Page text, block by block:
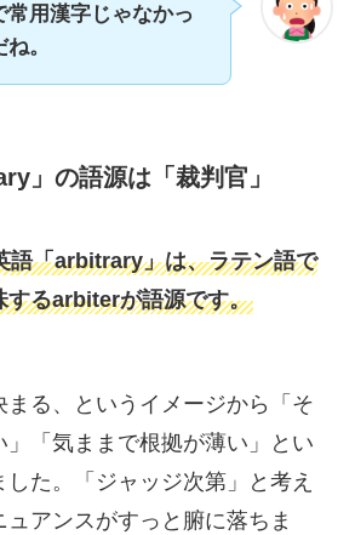
常用漢字じゃなかっ
。
」の語源は「裁判官」
語「arbitrary」は、ラテン語で
するarbiterが語源です。
まる、というイメージから「そ
」「気ままで根拠が薄い」とい
した。「ジャッジ次第」と考え
ュアンスがすっと腑に落ちま